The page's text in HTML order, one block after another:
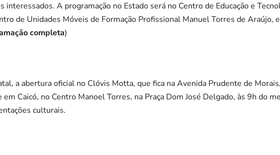
interessados. A programação no Estado será no Centro de Educação e
de Unidades Móveis de Formação Profissional Manuel Torres de Araújo,
completa)
a abertura oficial no Clóvis Motta, que fica na Avenida Prudente de
em Caicó, no Centro Manoel Torres, na Praça Dom José Delgado, às 9h do
culturais.